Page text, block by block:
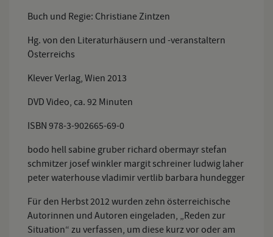
Buch und Regie: Christiane Zintzen
Hg. von den Literaturhäusern und -veranstaltern
Österreichs
Klever Verlag, Wien 2013
DVD Video, ca. 92 Minuten
ISBN 978-3-902665-69-0
bodo hellsabine gruber richard obermayrstefan
schmitzer josef winkler margit schreiner ludwig laher
peter waterhousevladimir vertlib barbara hundegger
Für den Herbst 2012 wurden zehn österreichische
Autorinnen und Autoren eingeladen, „Reden zur
Situation“ zu verfassen, um diese kurz vor oder am